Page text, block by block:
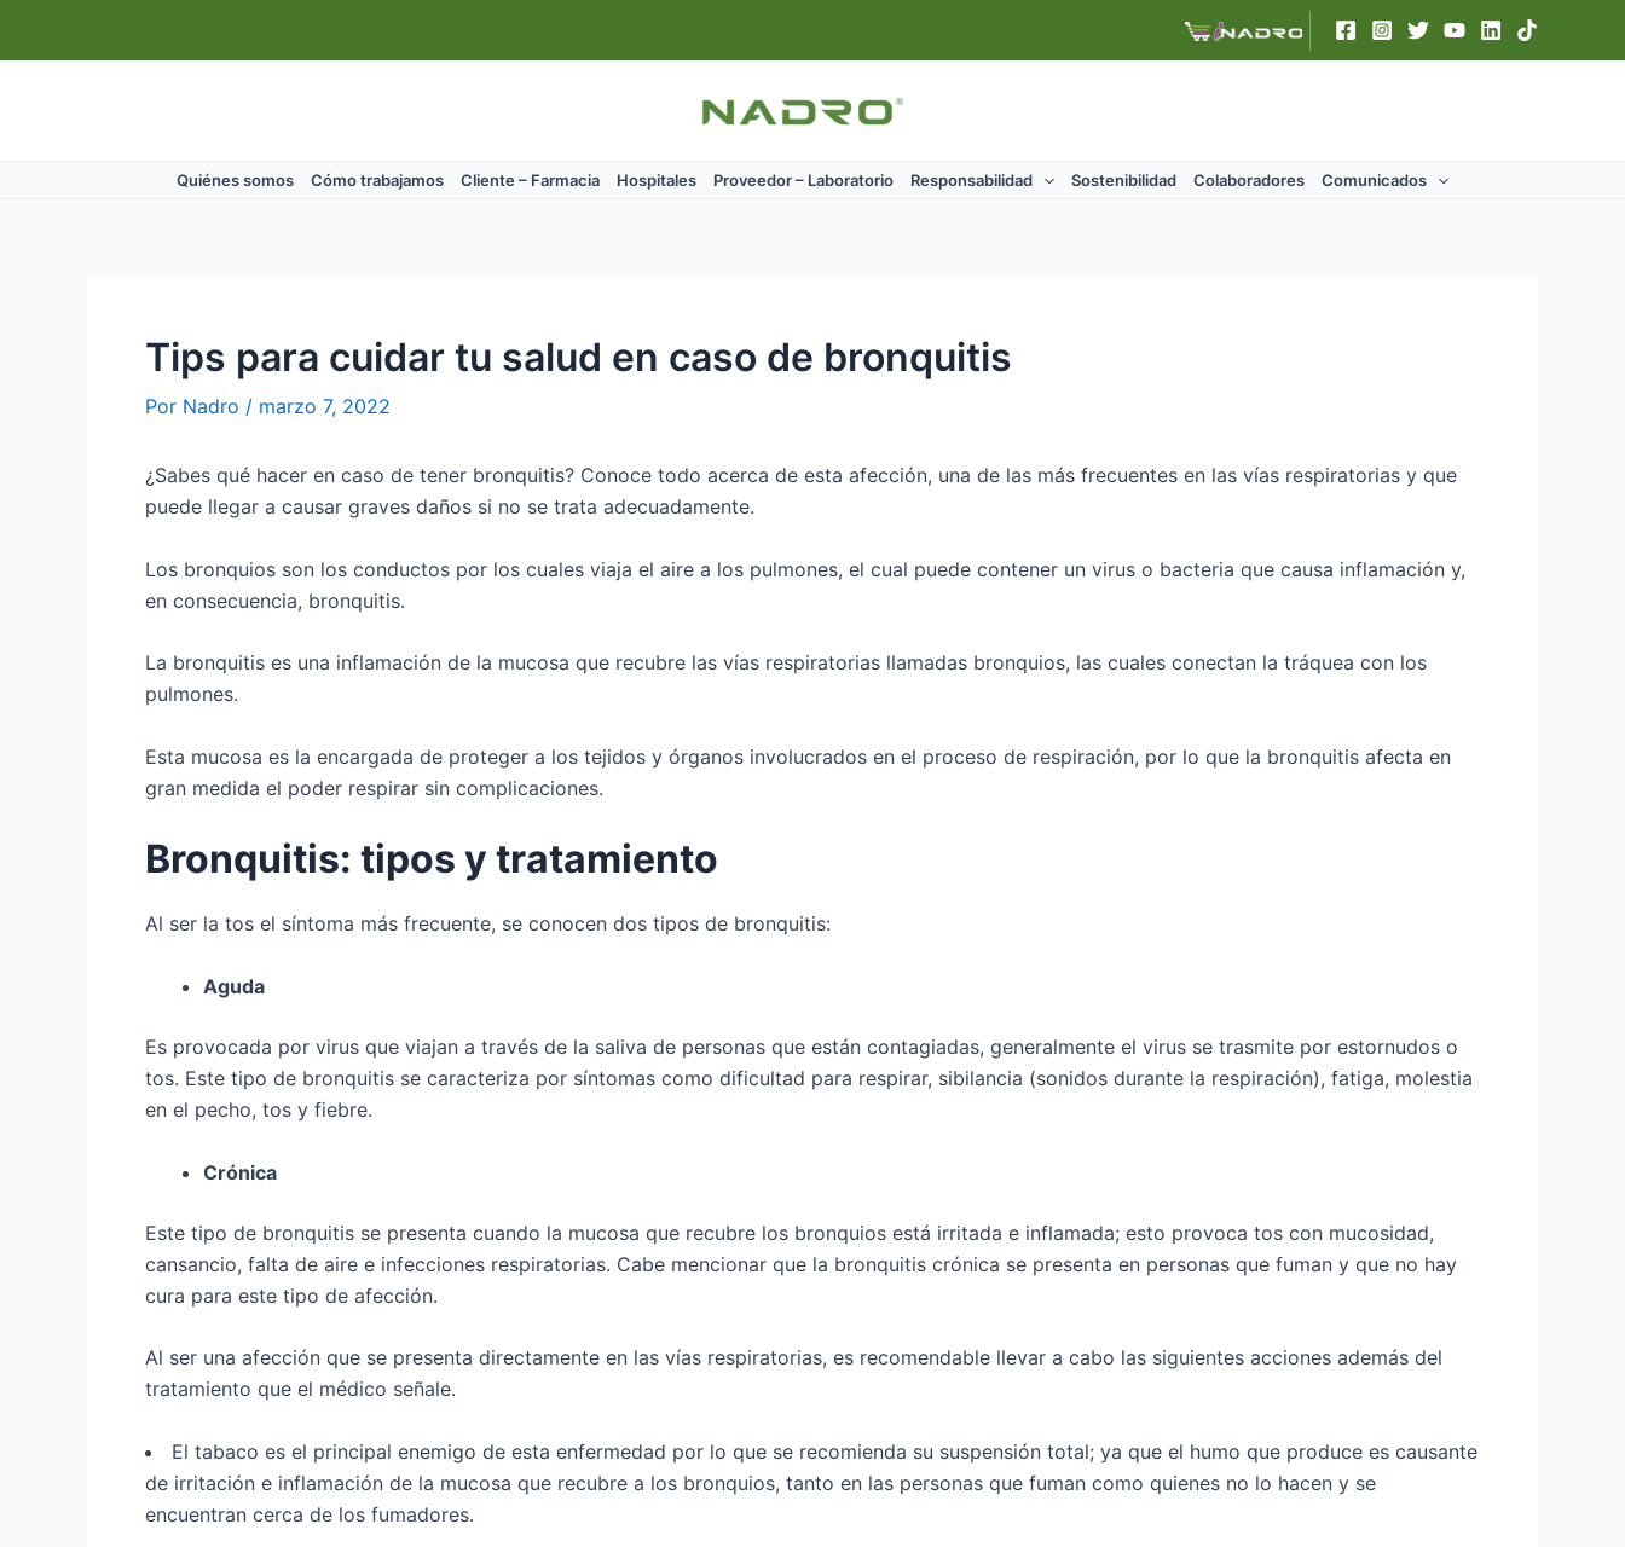
Quiénes somos Cómo trabajamos Cliente – Farmacia Hospitales Proveedor – Laboratorio Responsabilidad Sostenibilidad Colaboradores Comunicados
Tips para cuidar tu salud en caso de bronquitis
Por Nadro / marzo 7, 2022
¿Sabes qué hacer en caso de tener bronquitis? Conoce todo acerca de esta afección, una de las más frecuentes en las vías respiratorias y que
puede llegar a causar graves daños si no se trata adecuadamente.
Los bronquios son los conductos por los cuales viaja el aire a los pulmones, el cual puede contener un virus o bacteria que causa inflamación y,
en consecuencia, bronquitis.
La bronquitis es una inflamación de la mucosa que recubre las vías respiratorias llamadas bronquios, las cuales conectan la tráquea con los
pulmones.
Esta mucosa es la encargada de proteger a los tejidos y órganos involucrados en el proceso de respiración, por lo que la bronquitis afecta en
gran medida el poder respirar sin complicaciones.
Bronquitis: tipos y tratamiento
Al ser la tos el síntoma más frecuente, se conocen dos tipos de bronquitis:
Aguda
Es provocada por virus que viajan a través de la saliva de personas que están contagiadas, generalmente el virus se trasmite por estornudos o
tos. Este tipo de bronquitis se caracteriza por síntomas como dificultad para respirar, sibilancia (sonidos durante la respiración), fatiga, molestia
en el pecho, tos y fiebre.
Crónica
Este tipo de bronquitis se presenta cuando la mucosa que recubre los bronquios está irritada e inflamada; esto provoca tos con mucosidad,
cansancio, falta de aire e infecciones respiratorias. Cabe mencionar que la bronquitis crónica se presenta en personas que fuman y que no hay
cura para este tipo de afección.
Al ser una afección que se presenta directamente en las vías respiratorias, es recomendable llevar a cabo las siguientes acciones además del
tratamiento que el médico señale.
El tabaco es el principal enemigo de esta enfermedad por lo que se recomienda su suspensión total; ya que el humo que produce es causante
de irritación e inflamación de la mucosa que recubre a los bronquios, tanto en las personas que fuman como quienes no lo hacen y se
encuentran cerca de los fumadores.